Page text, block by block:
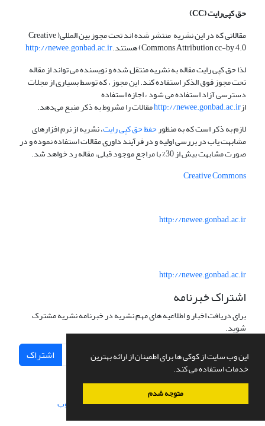
این وب سایت از کوکی ها برای اطمینان از ارائه بهترین
خدمات استفاده می کند.
متوجه شدم
حق کپی‌رایت(CC)
مقالاتی که در این نشریه منتشر شده اند تحت مجوز بین المللی( Creative
Commons Attribution cc-by 4.0) هستند.
http://newee.gonbad.ac.ir
لذا حق کپی رایت مقاله به نشریه منتقل شده و نویسنده می تواند از مقاله
تحت مجوز فوق الذکر استفاده کند. این مجوز ، که توسط بسیاری از مجلات
دسترسی آزاد استفاده می شود ، اجازه استفاده
ازhttp://newee.gonbad.ac.irمقالات را مشروط به ذکر منبع می‌دهد.
لازم به ذکر است که به منظورحفظ حق کپی رایت، نشریه از نرم افزارهای
مشابهت یاب در بررسی اولیه و در فرآیند داوری مقالات استفاده نموده و در
صورت مشابهت بیش از 30% با مراجع موجود قبلی، مقاله رد خواهد شد.
Creative Commons
http://newee.gonbad.ac.ir
http://newee.gonbad.ac.ir
اشتراک خبرنامه
برای دریافت اخبار و اطلاعیه های مهم نشریه در خبرنامه نشریه مشترک
شوید.
اشتراک
سامانه مدیریت نشریات علمی.طراحی و پیاده سازی از سیناوب